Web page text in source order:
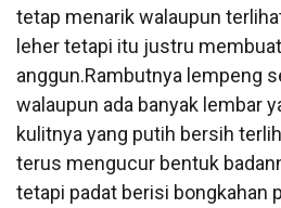
tetap menarik walaupun
leher tetapi itu justru
anggun.Rambutnya lempeng
walaupun ada banyak lembar
kulitnya yang putih bersih
terus mengucur bentuk
tetapi padat berisi bongkahan